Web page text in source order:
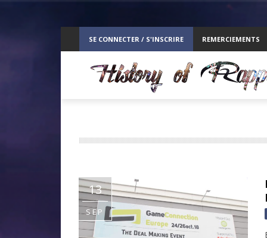
SE CONNECTER / S'INSCRIRE REMERCIEMENTS
13
SEP